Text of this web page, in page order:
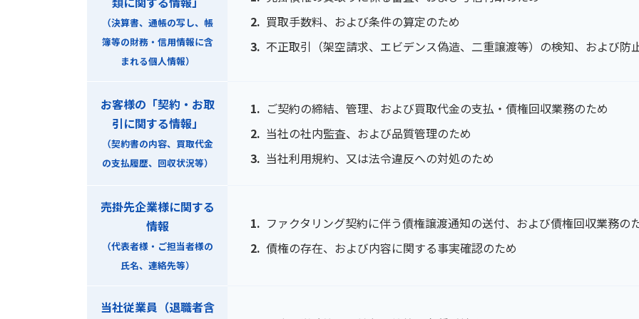
（決算書、通帳の写し、帳
簿等の財務・信用情報に含
まれる個人情報）
買取手数料、および条件の算定のため
不正取引（架空請求、エビデンス偽造、二重譲渡等）の検知、および防
お客様の「契約・お取
引に関する情報」
（契約書の内容、買取代金
の支払履歴、回収状況等）
ご契約の締結、管理、および買取代金の支払・債権回収業務のため
当社の社内監査、および品質管理のため
当社利用規約、又は法令違反への対処のため
売掛先企業様に関する
情報
（代表者様・ご担当者様の
氏名、連絡先等）
ファクタリング契約に伴う債権譲渡通知の送付、および債権回収業務の
債権の存在、および内容に関する事実確認のため
当社従業員（退職者含